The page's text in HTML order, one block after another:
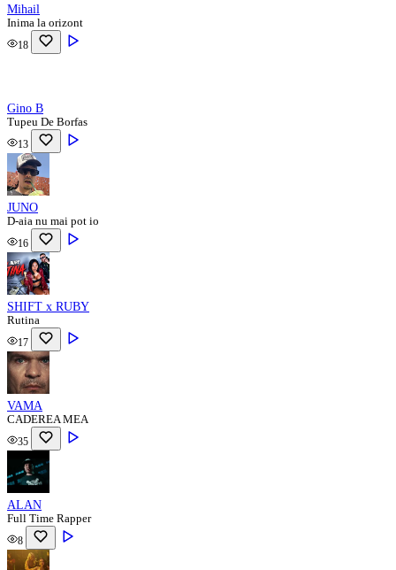
Mihail
Inima la orizont
18
Gino B
Tupeu De Borfas
13
JUNO
D-aia nu mai pot io
16
SHIFT x RUBY
Rutina
17
VAMA
CADEREA MEA
35
ALAN
Full Time Rapper
8